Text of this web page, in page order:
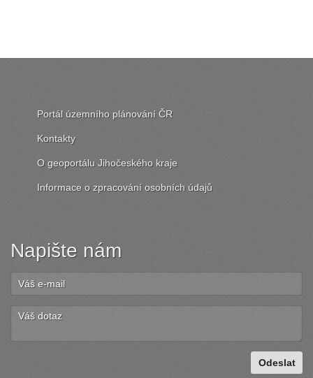
Portál územního plánování ČR
Kontakty
O geoportálu Jihočeského kraje
Informace o zpracování osobních údajů
Napište nám
Odeslat